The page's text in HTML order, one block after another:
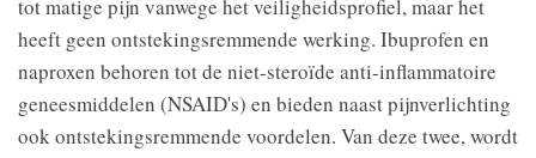
tot matige pijn vanwege het veiligheidsprofiel, maar het
heeft geen ontstekingsremmende werking. Ibuprofen en
naproxen behoren tot de niet-steroïde anti-inflammatoire
geneesmiddelen (NSAID's) en bieden naast pijnverlichting
ook ontstekingsremmende voordelen. Van deze twee, wordt